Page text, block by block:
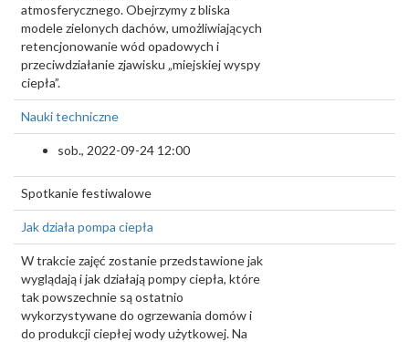
atmosferycznego. Obejrzymy z bliska
modele zielonych dachów, umożliwiających
retencjonowanie wód opadowych i
przeciwdziałanie zjawisku „miejskiej wyspy
ciepła”.
Nauki techniczne
sob., 2022-09-24 12:00
Spotkanie festiwalowe
Jak działa pompa ciepła
W trakcie zajęć zostanie przedstawione jak
wyglądają i jak działają pompy ciepła, które
tak powszechnie są ostatnio
wykorzystywane do ogrzewania domów i
do produkcji ciepłej wody użytkowej. Na